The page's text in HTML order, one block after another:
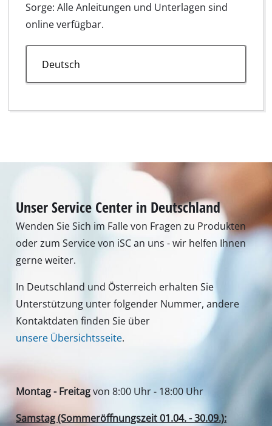
Sorge: Alle Anleitungen und Unterlagen sind
online verfügbar.
Unser Service Center in Deutschland
Wenden Sie Sich im Falle von Fragen zu Produkten
oder zum Service von iSC an uns - wir helfen Ihnen
gerne weiter.
In Deutschland und Österreich erhalten Sie
Unterstützung unter folgender Nummer, andere
Kontaktdaten finden Sie über
unsere Übersichtsseite.
Montag - Freitagvon 8:00 Uhr - 18:00 Uhr
Samstag (Sommeröffnungszeit 01.04. - 30.09.):